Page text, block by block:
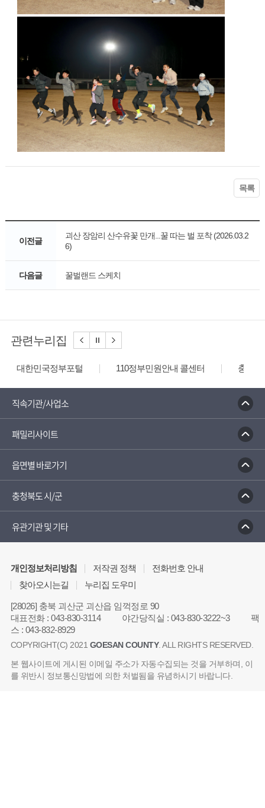
목록
이전글
괴산 장암리 산수유꽃 만개...꿀 따는 벌 포착 (2026.03.2
6)
다음글 꿀벌랜드 스케치
관련누리집
대한민국정부포털 110정부민원안내 콜센터 충청북
직속기관/사업소
패밀리사이트
읍면별 바로가기
충청북도 시/군
유관기관 및 기타
개인정보처리방침 저작권 정책
전화번호 안내
찾아오시는길
누리집 도우미
[28026] 충북 괴산군 괴산읍 임꺽정로 90
대표전화:043-830-3114 야간당직실 : 043-830-3222~3
팩
스 : 043-832-8929
COPYRIGHT(C) 2021 GOESAN COUNTY. ALL RIGHTS RESERVED.
본 웹사이트에 게시된 이메일 주소가 자동수집되는 것을 거부하며, 이
를 위반시 정보통신망법에 의한 처벌됨을 유념하시기 바랍니다.